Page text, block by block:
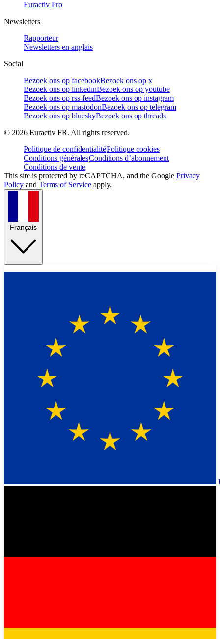
Euractiv Pro
Newsletters
Rapporteur
Newsletters en anglais
Social
Bezoek ons op facebookBezoek ons op x
Bezoek ons op linkedinBezoek ons op youtube
Bezoek ons op rss-feedBezoek ons op instagram
Bezoek ons op mastodonBezoek ons op telegram
Bezoek ons op blueskyBezoek ons op threads
© 2026 Euractiv FR. All rights reserved.
Politique de confidentialitéPolitique cookies
Conditions généralesConditions d’abonnement
Conditions de vente
This site is protected by reCAPTCHA, and the Google Privacy
Policy and Terms of Service apply.
Français